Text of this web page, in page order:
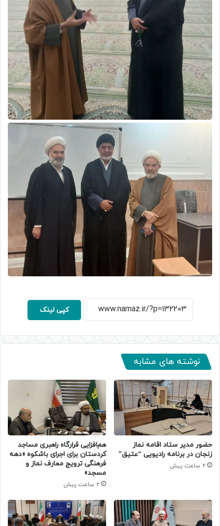
کپی لینک
نوشته های مشابه
حضور مدیر ستاد اقامه نماز
زنجان در برنامه رادیویی “عتیق”
2 ساعت پیش
هم‌افزایی قرارگاه راهبری مساجد
کردستان برای اجرای باشکوه «دهه
فرهنگی ترویج معارف نماز و
مسجد»
2 ساعت پیش